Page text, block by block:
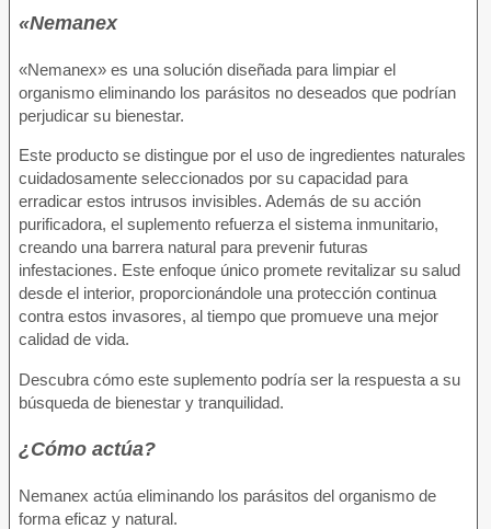
«Nemanex
«Nemanex» es una solución diseñada para limpiar el
organismo eliminando los parásitos no deseados que podrían
perjudicar su bienestar.
Este producto se distingue por el uso de ingredientes naturales
cuidadosamente seleccionados por su capacidad para
erradicar estos intrusos invisibles. Además de su acción
purificadora, el suplemento refuerza el sistema inmunitario,
creando una barrera natural para prevenir futuras
infestaciones. Este enfoque único promete revitalizar su salud
desde el interior, proporcionándole una protección continua
contra estos invasores, al tiempo que promueve una mejor
calidad de vida.
Descubra cómo este suplemento podría ser la respuesta a su
búsqueda de bienestar y tranquilidad.
¿Cómo actúa?
Nemanex actúa eliminando los parásitos del organismo de
forma eficaz y natural.